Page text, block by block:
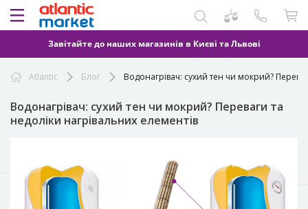
Завітайте до наших магазинів в Києві та Львові
Atlantic Блог Водонагрівач: сухий тен чи мокрий?
Водонагрівач: сухий тен чи мокрий? Переваги та
недоліки нагрівальних елементів